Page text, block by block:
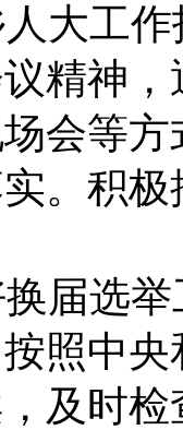
大工作
精神
会等
。积
届选举
照中
及时